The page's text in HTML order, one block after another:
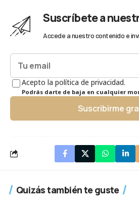
Suscríbete a
Accede a nuestro contenido e
Acepto la política de privacidad.
Podrás darte de baja en cualquier
Suscribirme
Quizás también te guste